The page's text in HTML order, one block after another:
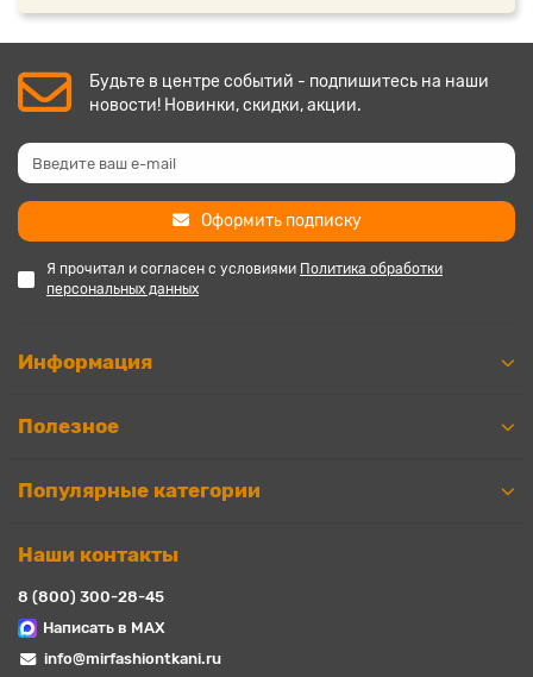
Будьте в центре событий - подпишитесь на наши
новости! Новинки, скидки, акции.
Оформить подписку
Я прочитал и согласен с условиями Политика обработки
персональных данных
Информация
Полезное
Популярные категории
Наши контакты
8 (800) 300-28-45
Написать в MAX
info@mirfashiontkani.ru